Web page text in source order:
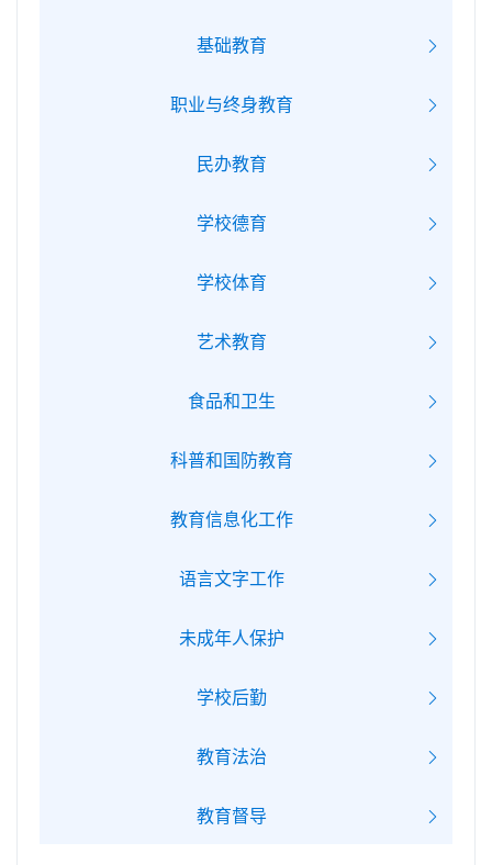
基础教育
职业与终身教育
民办教育
学校德育
学校体育
艺术教育
食品和卫生
科普和国防教育
教育信息化工作
语言文字工作
未成年人保护
学校后勤
教育法治
教育督导